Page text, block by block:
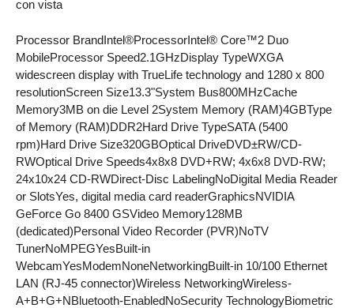
con vista
Processor BrandIntel®ProcessorIntel® Core™2 Duo
MobileProcessor Speed2.1GHzDisplay TypeWXGA
widescreen display with TrueLife technology and 1280 x 800
resolutionScreen Size13.3"System Bus800MHzCache
Memory3MB on die Level 2System Memory (RAM)4GBType
of Memory (RAM)DDR2Hard Drive TypeSATA (5400
rpm)Hard Drive Size320GBOptical DriveDVD±RW/CD-
RWOptical Drive Speeds4x8x8 DVD+RW; 4x6x8 DVD-RW;
24x10x24 CD-RWDirect-Disc LabelingNoDigital Media Reader
or SlotsYes, digital media card readerGraphicsNVIDIA
GeForce Go 8400 GSVideo Memory128MB
(dedicated)Personal Video Recorder (PVR)NoTV
TunerNoMPEGYesBuilt-in
WebcamYesModemNoneNetworkingBuilt-in 10/100 Ethernet
LAN (RJ-45 connector)Wireless NetworkingWireless-
A+B+G+NBluetooth-EnabledNoSecurity TechnologyBiometric